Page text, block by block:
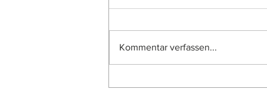
Kommentar verfassen...